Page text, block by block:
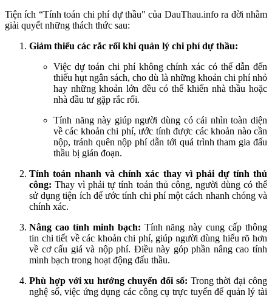
Tiện ích “Tính toán chi phí dự thầu" của DauThau.info ra đời nhằm
giải quyết những thách thức sau:
Giảm thiểu các rắc rối khi quản lý chi phí dự thầu:
Việc dự toán chi phí không chính xác có thể dẫn đến
thiếu hụt ngân sách, cho dù là những khoản chi phí nhỏ
hay những khoản lớn đều có thể khiến nhà thầu hoặc
nhà đầu tư gặp rắc rối.
Tính năng này giúp người dùng có cái nhìn toàn diện
về các khoản chi phí, ước tính được các khoản nào cần
nộp, tránh quên nộp phí dẫn tới quá trình tham gia đấu
thầu bị gián đoạn.
Tính toán nhanh và chính xác thay vì phải dự tính thủ
công:Thay vì phải tự tính toán thủ công, người dùng có thể
sử dụng tiện ích để ước tính chi phí một cách nhanh chóng và
chính xác.
Nâng cao tính minh bạch: Tính năng này cung cấp thông
tin chi tiết về các khoản chi phí, giúp người dùng hiểu rõ hơn
về cơ cấu giá và nộp phí. Điều này góp phần nâng cao tính
minh bạch trong hoạt động đấu thầu.
Phù hợp với xu hướng chuyển đổi số: Trong thời đại công
nghệ số, việc ứng dụng các công cụ trực tuyến để quản lý tài